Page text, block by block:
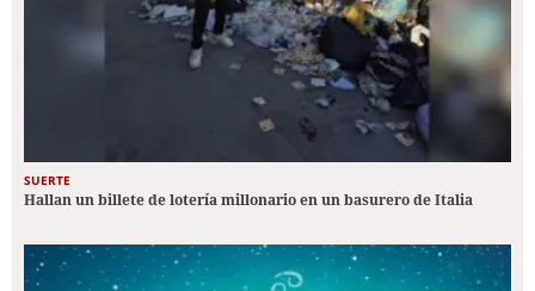
SUERTE
Hallan un billete de lotería millonario en un basurero de Italia